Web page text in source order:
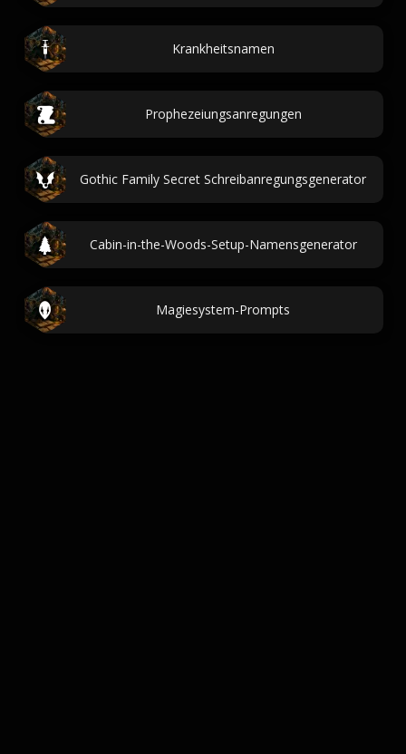
Krankheitsnamen
Prophezeiungsanregungen
Gothic Family Secret Schreibanregungsgenerator
Cabin-in-the-Woods-Setup-Namensgenerator
Magiesystem-Prompts